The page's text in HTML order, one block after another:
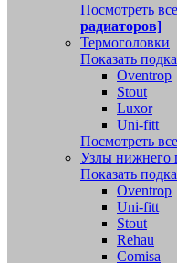
Посмотреть
радиаторов]
Термоголовки
Показать
Oventrop
Stout
Luxor
Uni-fitt
Посмотреть
Узлы нижнего
Показать
Oventrop
Uni-fitt
Stout
Rehau
Comisa